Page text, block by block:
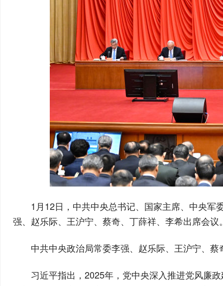
1月12日，中共中央总书记、国家主席、中央
强、赵乐际、王沪宁、蔡奇、丁薛祥、李希出席会
中共中央政治局常委李强、赵乐际、王沪宁、
习近平指出，2025年，党中央深入推进党风廉